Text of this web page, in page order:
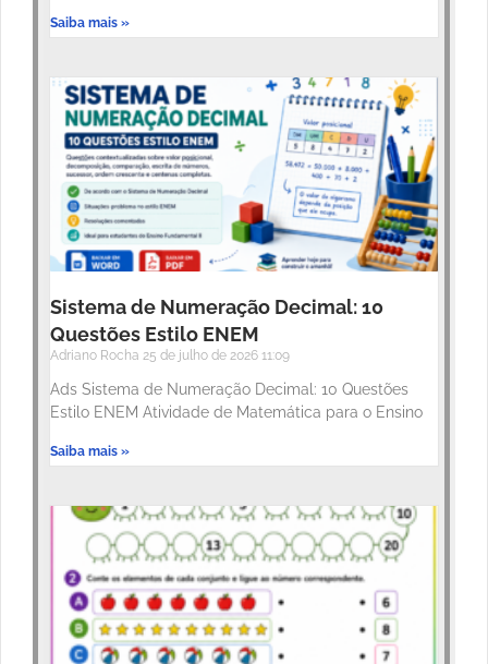
Saiba mais »
Sistema de Numeração Decimal: 10
Questões Estilo ENEM
Adriano Rocha 25 de julho de 2026 11:09
Ads Sistema de Numeração Decimal: 10 Questões
Estilo ENEM Atividade de Matemática para o Ensino
Saiba mais »